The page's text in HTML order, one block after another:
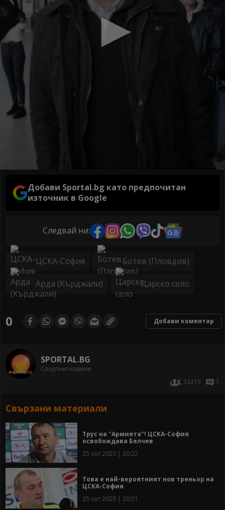
Добави Sportal.bg като предпочитан
източник в Google
Следвай ни:
ЦСКА-София Ботев (Пловдив)
Арда (Кърджали) Царско село
0 Добави коментар
SPORTAL.BG
Спортни новини
33215
1
Свързани материали
Трус на "Армията"! ЦСКА-София
освобождава Белчев
25 окт 2020 | 20:22
Това е най-вероятният нов треньор на
ЦСКА-София
25 окт 2020 | 20:51